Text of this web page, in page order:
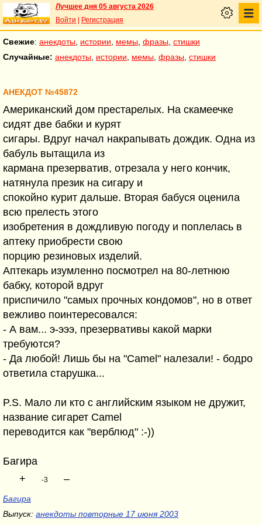
Лучшее дня 05 августа 2026
Войти
Регистрация
Свежие: анекдоты истории мемы фразы стишки
Случайные: анекдоты истории мемы фразы стишки
АНЕКДОТ №45872
Американский дом престарелых. На скамеечке
сидят две бабки и курят
сигары. Вдруг начал накрапывать дождик. Одна из
бабуль вытащила из
кармана презерватив, отрезала у него кончик,
натянула презик на сигару и
спокойно курит дальше. Вторая бабуся оценила
всю прелесть этого
изобретения в дождливую погоду и поплелась в
аптеку приобрести свою
порцию резиновых изделий.
Аптекарь изумленно посмотрел на 80-летнюю
бабку, которой вдруг
приспичило "самых прочных кондомов", но в ответ
вежливо поинтересовался:
- А вам... э-эээ, презервативы какой марки
требуются?
- Да любой! Лишь бы на "Camel" налезали! - бодро
ответила старушка...
P.S. Мало ли кто с английским языком не дружит,
название сигарет Camel
переводится как "верблюд" :-))
Багира
+
-3 –
Багира
Выпуск: анекдоты повторные 17 июня 2003